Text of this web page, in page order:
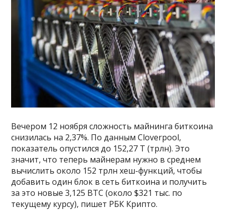
Вечером 12 ноября сложность майнинга биткоина
снизилась на 2,37%. По данным Cloverpool,
показатель опустился до 152,27 Т (трлн). Это
значит, что теперь майнерам нужно в среднем
вычислить около 152 трлн хеш-функций, чтобы
добавить один блок в сеть биткоина и получить
за это новые 3,125 BTC (около $321 тыс. по
текущему курсу), пишет РБК Крипто.